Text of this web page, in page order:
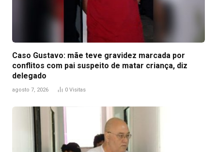
Caso Gustavo: mãe teve gravidez marcada por
conflitos com pai suspeito de matar criança, diz
delegado
agosto 7, 2026 0 Visitas